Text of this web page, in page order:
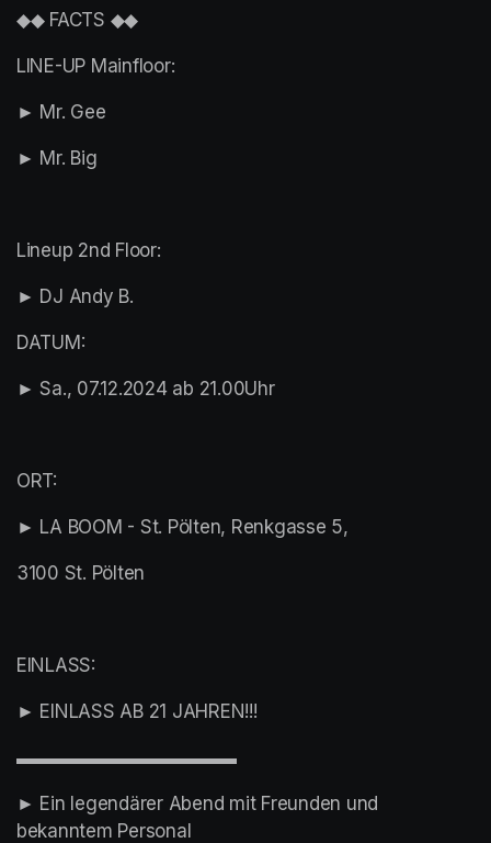
◆◆ FACTS ◆◆
LINE-UP Mainfloor:
► Mr. Gee
► Mr. Big
Lineup 2nd Floor:
► DJ Andy B.
DATUM:
► Sa., 07.12.2024 ab 21.00Uhr
ORT:
► LA BOOM - St. Pölten, Renkgasse 5,
3100 St. Pölten
EINLASS:
► EINLASS AB 21 JAHREN!!!
▬▬▬▬▬▬▬▬▬▬▬▬
► Ein legendärer Abend mit Freunden und
bekanntem Personal